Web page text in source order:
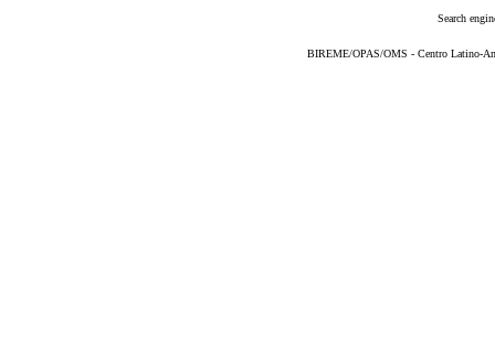
Search
BIREME/OPAS/OMS - Centro Latino-